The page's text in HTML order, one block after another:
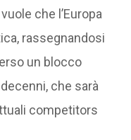
che l’Europa
rassegnandosi
un blocco
che sarà
competitors